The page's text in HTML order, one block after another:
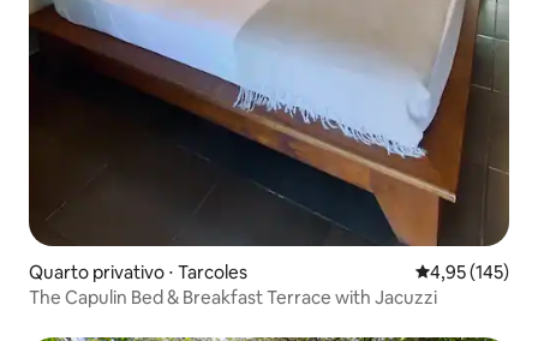
Quarto privativo ⋅ Tarcoles 4,95 de uma
4,95 (145)
The Capulin Bed & Breakfast Terrace with Jacuzzi